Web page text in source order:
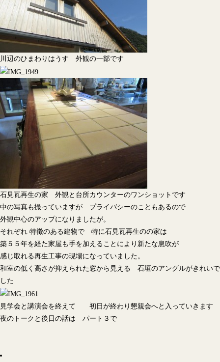
川辺のひまわりはうす 外観の一部です
石見瓦再生の家 外観と台所カウンターのワンショットです
中の写真も撮っていますが プライバシーのこともあるので
外観中心のアップになりましたが。
それぞれ 特徴のある建物で 特に石見瓦再生のの家は
築５５年を経た家屋も手を加えることにより新たな息吹が
感じ取れる再生工事の現場になっていました。
和室の低く高さが抑えられた窓から見える 石垣のアングルがきれいで
した
見学会と講演会を終えて 初日が終わり懇親会へと入っていきます
夜のトークと後日の話は パート３で